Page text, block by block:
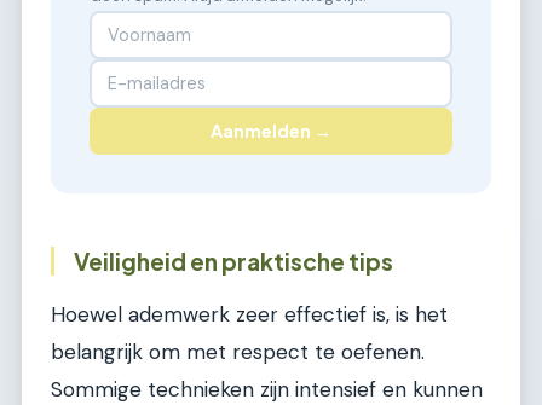
Aanmelden →
Veiligheid en praktische tips
Hoewel ademwerk zeer effectief is, is het
belangrijk om met respect te oefenen.
Sommige technieken zijn intensief en kunnen